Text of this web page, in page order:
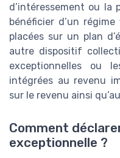
d’intéressement ou la
bénéficier d’un
placées sur un plan
autre dispositif
exceptionnelles ou
intégrées au revenu
sur le revenu ainsi
Comment
exceptionnelle ?